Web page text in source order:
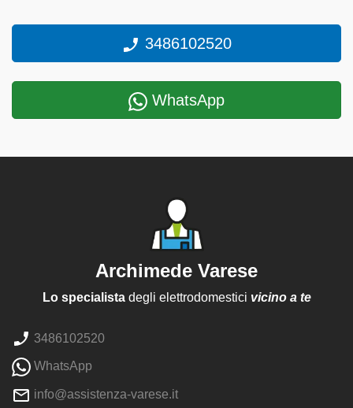
3486102520
WhatsApp
Archimede Varese
Lo specialistadegli elettrodomestici vicino a te
3486102520
WhatsApp
info@assistenza-varese.it